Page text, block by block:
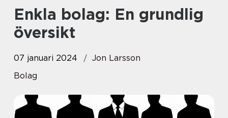
Enkla bolag: En grundlig
översikt
07 januari 2024
Jon Larsson
Bolag